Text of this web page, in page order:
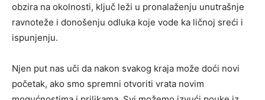
obzira na okolnosti, ključ leži u pronalaženju unutrašnje
ravnoteže i donošenju odluka koje vode ka ličnoj sreći i
ispunjenju.
Njen put nas uči da nakon svakog kraja može doći novi
početak, ako smo spremni otvoriti vrata novim